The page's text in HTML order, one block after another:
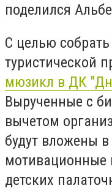
поделился
С целью
туристической
мюзикл в ДК
Вырученные с
вычетом
будут вложены
мотивационные
детских